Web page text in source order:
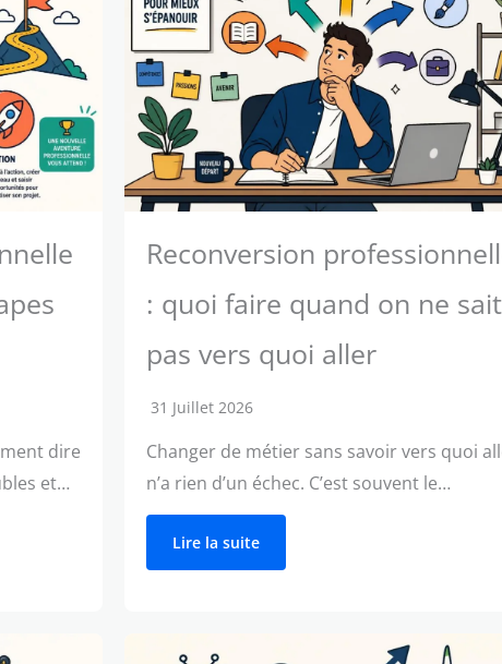
dire
et…
Reconversion
: quoi faire quand on ne sait
pas vers quoi aller
31 Juillet 2026
Changer de métier sans savoir vers quoi
n’a rien d’un échec. C’est souvent le…
Lire la suite